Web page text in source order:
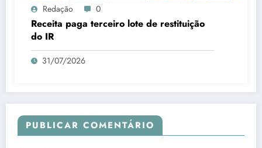
Redação 0
Receita paga terceiro lote de restituição
do IR
31/07/2026
PUBLICAR COMENTÁRIO